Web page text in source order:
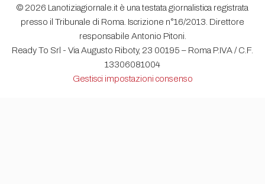
© 2026 Lanotiziagiornale.it è una testata giornalistica registrata
presso il Tribunale di Roma. Iscrizione n°16/2013. Direttore
responsabile Antonio Pitoni.
Ready To Srl - Via Augusto Riboty, 23 00195 – Roma P.IVA / C.F.
13306081004
Gestisci impostazioni consenso